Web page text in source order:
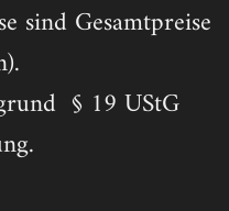
sind Gesamtpreise
§ 19 UStG